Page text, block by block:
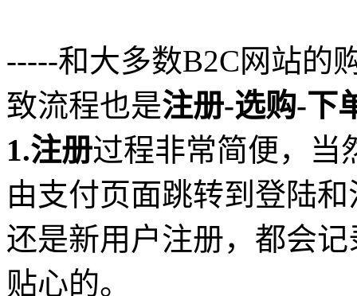
-----和大多数B2C网站的
致流程也是注册-选购-下
1.注册过程非常简便，当
由支付页面跳转到登陆
还是新用户注册，都会
贴心的。